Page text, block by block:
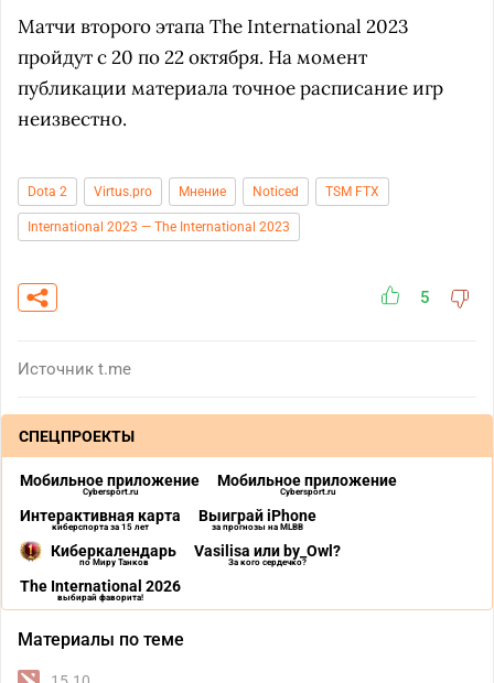
Матчи второго этапа The International 2023
пройдут с 20 по 22 октября. На момент
публикации материала точное расписание игр
неизвестно.
Dota 2 Virtus.pro Мнение Noticed TSM FTX
International 2023 — The International 2023
5
Источник t.me
СПЕЦПРОЕКТЫ
Мобильное приложение
Cybersport.ru
Мобильное приложение
Cybersport.ru
Интерактивная карта
киберспорта за 15 лет
Выиграй iPhone
за прогнозы на MLBB
Киберкалендарь
по Миру Танков
Vasilisa или by_Owl?
За кого сердечко?
The International 2026
выбирай фаворита!
Материалы по теме